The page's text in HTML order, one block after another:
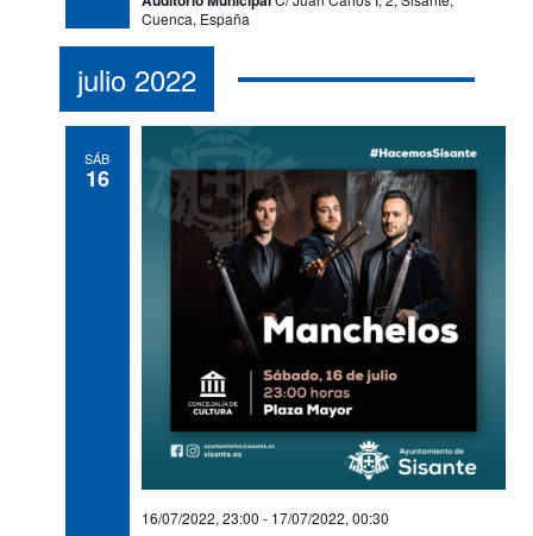
Cuenca, España
julio 2022
SÁB
16
16/07/2022, 23:00 - 17/07/2022, 00:30